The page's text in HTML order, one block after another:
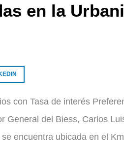
en la
con Tasa de interés
General del Biess, Carlos
encuentra ubicada en el